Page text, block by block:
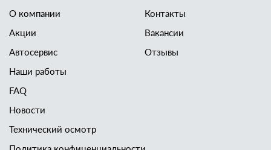
О компании
Акции
Автосервис
Наши работы
Контакты
Вакансии
Отзывы
FAQ
Новости
Технический осмотр
Политика конфиценциальности